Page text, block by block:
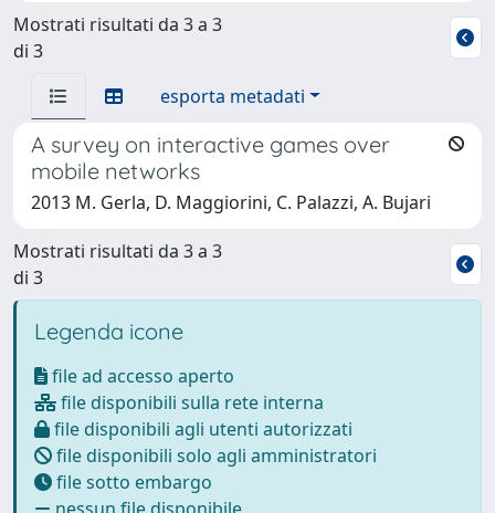
Mostrati risultati da 3 a 3
di 3
esporta metadati
A survey on interactive games over
mobile networks
2013 M. Gerla, D. Maggiorini, C. Palazzi, A. Bujari
Mostrati risultati da 3 a 3
di 3
Legenda icone
file ad accesso aperto
file disponibili sulla rete interna
file disponibili agli utenti autorizzati
file disponibili solo agli amministratori
file sotto embargo
nessun file disponibile